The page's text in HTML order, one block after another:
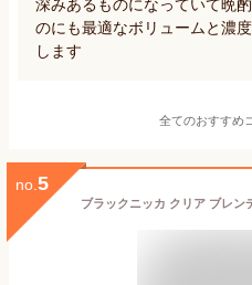
深みあるものになっていて晩
のにも最適なボリュームと濃
します
全てのおすすめ
no. 5